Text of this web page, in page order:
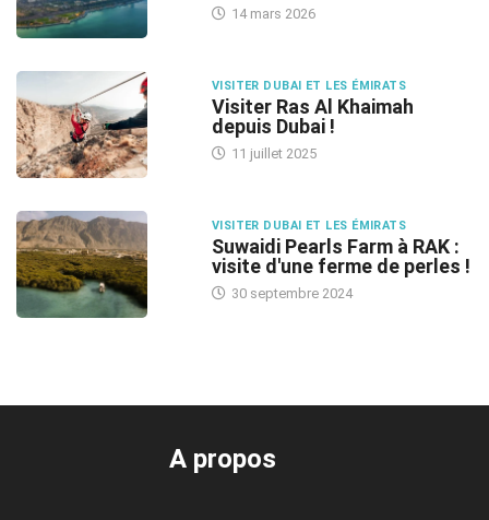
14 mars 2026
VISITER DUBAI ET LES ÉMIRATS
Visiter Ras Al Khaimah
depuis Dubai !
11 juillet 2025
VISITER DUBAI ET LES ÉMIRATS
Suwaidi Pearls Farm à RAK :
visite d'une ferme de perles !
30 septembre 2024
A propos